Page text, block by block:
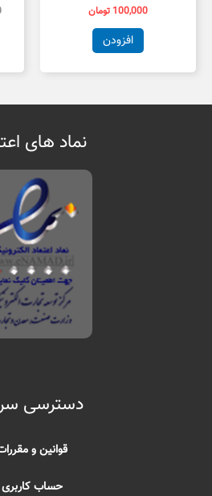
100,000 تومان
افزودن
نماد های
دسترسی
قوانین و
حساب کاربری